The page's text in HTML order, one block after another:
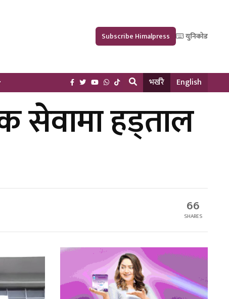
Subscribe Himalpress युनिकोड
भर्खरै English
सेवामा हड्ताल
66
SHARES